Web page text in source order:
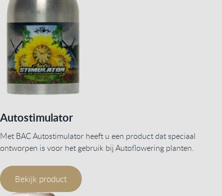
Autostimulator
Met BAC Autostimulator heeft u een product dat speciaal
ontworpen is voor het gebruik bij Autoflowering planten.
Bekijk product